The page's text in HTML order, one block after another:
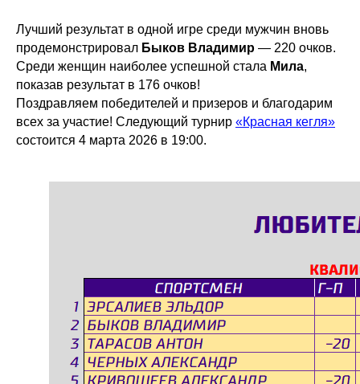
Лучший результат в одной игре среди мужчин вновь
продемонстрировал Быков Владимир — 220 очков.
Среди женщин наиболее успешной стала Мила,
показав результат в 176 очков!
Поздравляем победителей и призеров и благодарим
всех за участие! Следующий турнир «Красная кегля»
состоится 4 марта 2026 в 19:00.